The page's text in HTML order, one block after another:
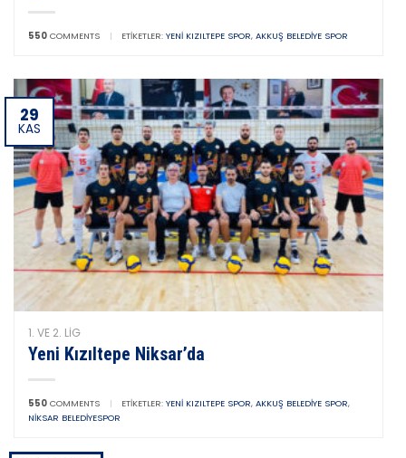
550 COMMENTS | ETIKETLER: YENI KIZILTEPE SPOR, AKKUŞ BELEDIYE SPOR
29
KAS
1. VE 2. LIG
Yeni Kızıltepe Niksar’da
550 COMMENTS | ETIKETLER: YENI KIZILTEPE SPOR, AKKUŞ BELEDIYE SPOR,
NIKSAR BELEDIYESPOR